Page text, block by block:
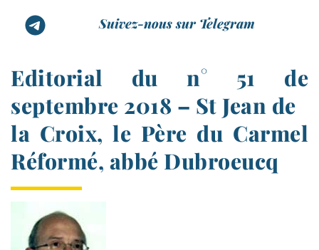
Suivez-nous sur Telegram
Editorial du n° 51 de
septembre 2018 – St Jean de
la Croix, le Père du Carmel
Réformé, abbé Dubroeucq